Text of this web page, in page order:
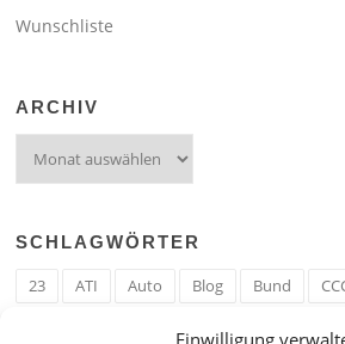
Einwilligung
Wunschliste
ARCHIV
SCHLAGWÖRTER
23 ATI Auto Blog Bund